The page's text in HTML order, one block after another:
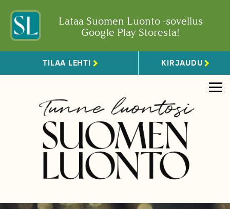
Lataa Suomen Luonto -sovellus
Google Play Storesta!
TILAA LEHTI KIRJAUDU